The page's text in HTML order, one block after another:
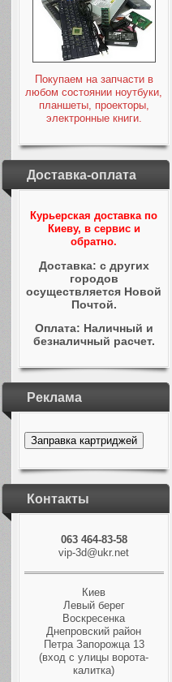
Покупаем на запчасти в
любом состоянии ноутбуки,
планшеты, проекторы,
электронные книги.
Доставка-оплата
Курьерская доставка по
Киеву, в сервис и
обратно.
Доставка: с других
городов
осуществляется Новой
Почтой.
Оплата: Наличный и
безналичный расчет.
Реклама
Заправка картриджей
Контакты
063 464-83-58
vip-3d@ukr.net
Киев
Левый берег
Воскресенка
Днепровский район
Петра Запорожца 13
(вход с улицы ворота-
калитка)